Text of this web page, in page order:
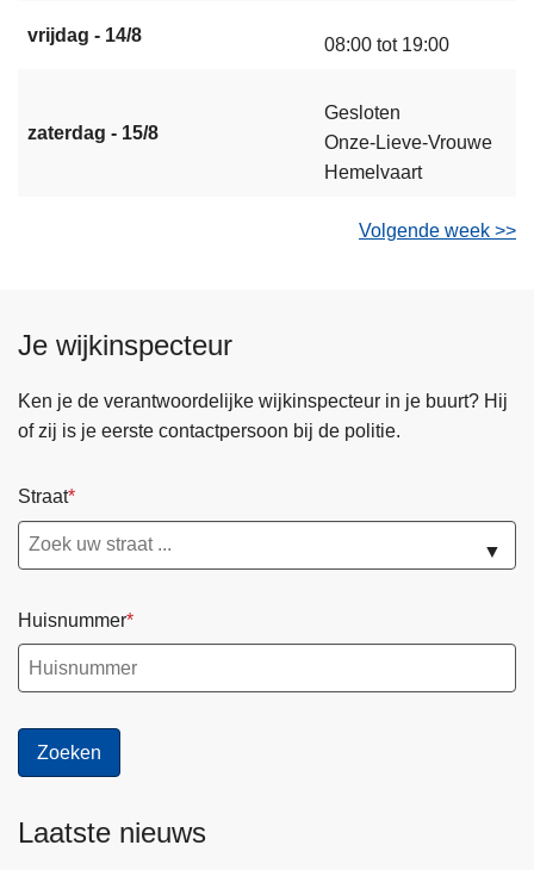
vrijdag - 14/8 08:00 tot 19:00
zaterdag - 15/8
Gesloten
Onze-Lieve-Vrouwe
Hemelvaart
Volgende week >>
Je wijkinspecteur
Ken je de verantwoordelijke wijkinspecteur in je buurt? Hij
of zij is je eerste contactpersoon bij de politie.
Straat
▼
Huisnummer
Laatste nieuws